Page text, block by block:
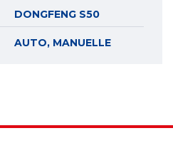
DONGFENG S50
AUTO, MANUELLE